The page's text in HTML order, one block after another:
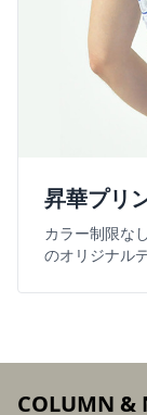
昇華プリ
カラー制限な
のオリジナル
COLUMN &